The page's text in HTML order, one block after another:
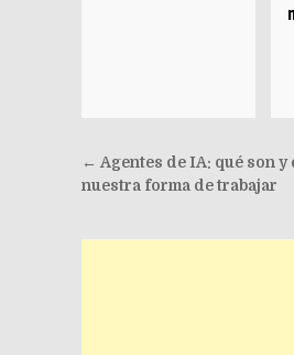
Post
← Agentes de IA: qué son y
nuestra forma de trabajar